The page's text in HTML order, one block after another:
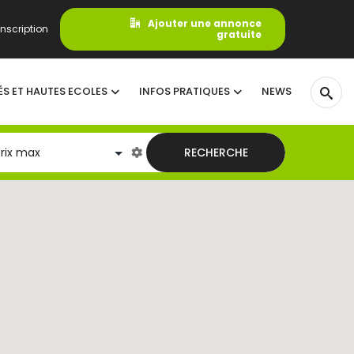
Ajouter une annonce
gratuite
ET HAUTES ECOLES INFOS PRATIQUES NEWS
RECHERCHE